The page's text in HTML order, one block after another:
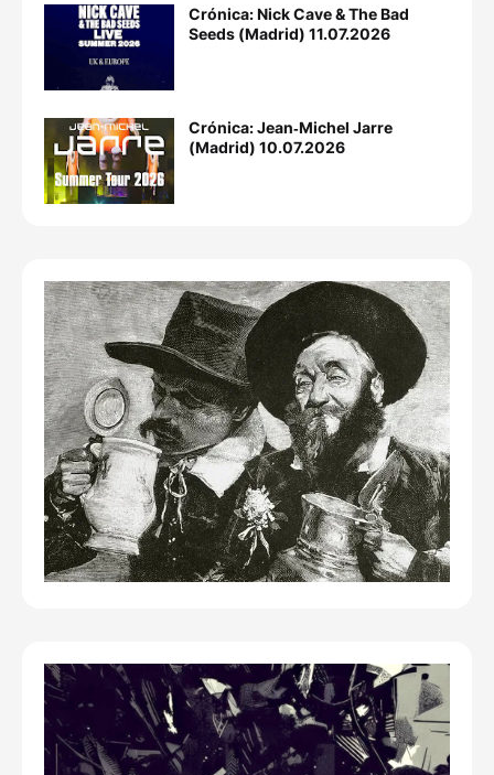
Crónica: Nick Cave & The Bad
Seeds (Madrid) 11.07.2026
Crónica: Jean‐Michel Jarre
(Madrid) 10.07.2026